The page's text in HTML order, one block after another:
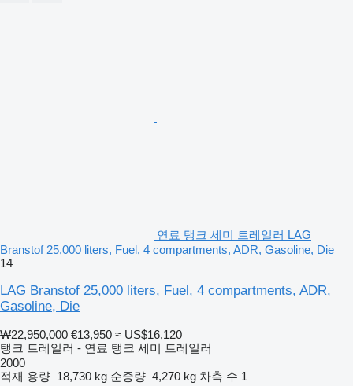
연료 탱크 세미 트레일러 LAG
Branstof 25,000 liters, Fuel, 4 compartments, ADR, Gasoline, Die
14
LAG Branstof 25,000 liters, Fuel, 4 compartments, ADR,
Gasoline, Die
₩22,950,000 €13,950 ≈ US$16,120
탱크 트레일러 - 연료 탱크 세미 트레일러
2000
적재 용량 18,730 kg 순중량 4,270 kg 차축 수 1